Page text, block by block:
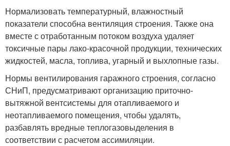
Нормализовать температурный, влажностный
показатели способна вентиляция строения. Также она
вместе с отработанным потоком воздуха удаляет
токсичные пары лако-красочной продукции, технических
жидкостей, масла, топлива, угарный и выхлопные газы.
Нормы вентилирования гаражного строения, согласно
СНиП, предусматривают организацию приточно-
вытяжной вентсистемы для отапливаемого и
неотапливаемого помещения, чтобы удалять,
разбавлять вредные теплогазовыделения в
соответствии с расчетом ассимиляции.